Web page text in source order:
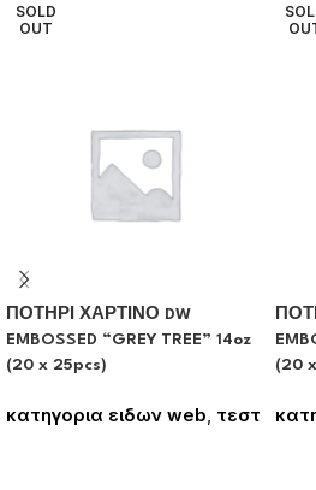
SOLD
OUT
ΠΟΤΗΡΙ ΧΑΡΤΙΝΟ DW
EMBOSSED “GREY TREE” 14oz
(20 x 25pcs)
κατηγορια ειδων web τεστ
(20